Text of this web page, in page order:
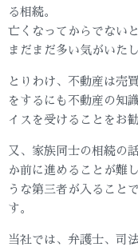
る相続。
亡くなってからでない
まだまだ多い気がいたし
とりわけ、不動産は売
をするにも不動産の知
イスを受けることをお
又、家族同士の相続の
か前に進めることが難
うな第三者が入ること
す。
当社では、弁護士、司